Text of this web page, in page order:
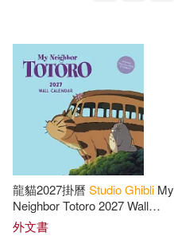
龍貓2027掛曆StudioGhibli My
Neighbor Totoro 2027 Wall
Calendar
外文書